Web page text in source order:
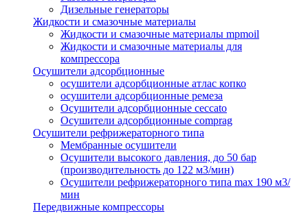
Дизельные генераторы
Жидкости и смазочные материалы
Жидкости и смазочные материалы mpmoil
Жидкости и смазочные материалы для
компрессора
Осушители адсорбционные
осушители адсорбционные атлас копко
осушители адсорбционные ремеза
Осушители адсорбционные ceccato
Осушители адсорбционные comprag
Осушители рефрижераторного типа
Мембранные осушители
Осушители высокого давления, до 50 бар
(производительность до 122 м3/мин)
Осушители рефрижераторного типа max 190 м3/
мин
Передвижные компрессоры